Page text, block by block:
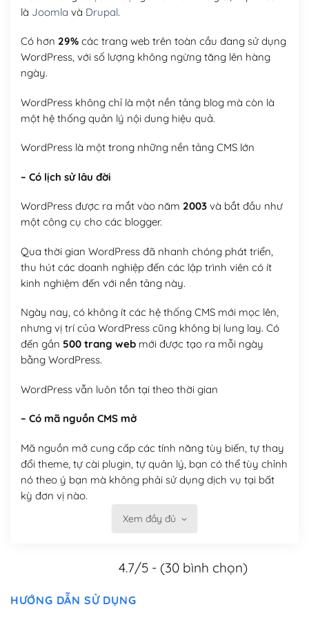
là Joomla và Drupal.
Có hơn 29%các trang web trên toàn cầu đang sử dụng
WordPress, với số lượng không ngừng tăng lên hàng
ngày.
WordPress không chỉ là một nền tảng blog mà còn là
một hệ thống quản lý nội dung hiệu quả.
WordPress là một trong những nền tảng CMS lớn
– Có lịch sử lâu đời
WordPress được ra mắt vào năm 2003và bắt đầu như
một công cụ cho các blogger.
Qua thời gian WordPress đã nhanh chóng phát triển,
thu hút các doanh nghiệp đến các lập trình viên có ít
kinh nghiệm đến với nền tảng này.
Ngày nay, có không ít các hệ thống CMS mới mọc lên,
nhưng vị trí của WordPress cũng không bị lung lay. Có
đến gần 500 trang webmới được tạo ra mỗi ngày
bằng WordPress.
WordPress vẫn luôn tồn tại theo thời gian
– Có mã nguồn CMS mở
Mã nguồn mở cung cấp các tính năng tùy biến, tự thay
đổi theme, tự cài plugin, tự quản lý, bạn có thể tùy chỉnh
nó theo ý bạn mà không phải sử dụng dịch vụ tại bất
kỳ đơn vị nào.
Việc của bạn là đăng ký một tên miền và hosting để
Có thể tùy biến trên website WordPress
– Thân thiện với công cụ tìm kiếm
Xem đầy đủ
4.7/5 - (30 bình chọn)
HƯỚNG DẪN SỬ DỤNG